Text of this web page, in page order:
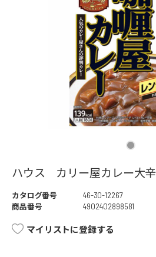
ハウス カリー屋カレー大
カタログ番号
46-30-12267
商品番号
4902402898581
マイリストに登録する